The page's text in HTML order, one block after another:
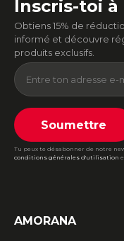
Inscris-toi
Obtiens 15% de
informé et découvre
produits exclusifs.
Soumettre
Tu peux te désabonner de notre
conditions générales d'utilisation
AMORANA